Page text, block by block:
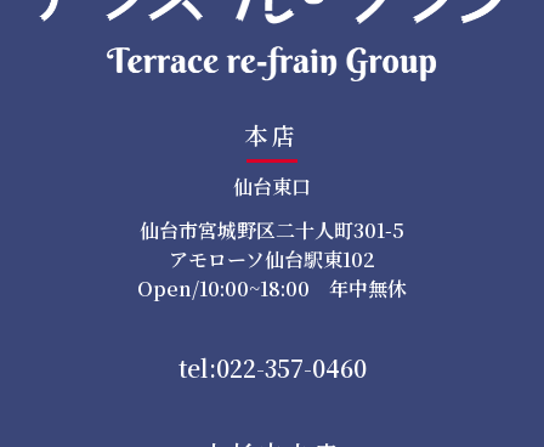
本店
仙台東口
仙台市宮城野区二十人町301-5
アモローソ仙台駅東102
Open/10:00~18:00 年中無休
tel:022-357-0460